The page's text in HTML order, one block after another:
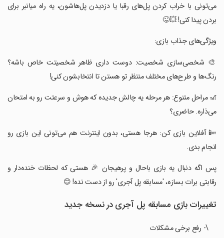
می‌تونی با خراب کردن پل‌های رقبا یا دزدیدن پل‌هاشون، یه راه میانبر برای
بردن پیدا کنی! 💥😜
‏ویژگی‌های جذاب بازی:
‏🎨 شخصی‌سازی شخصیت: دوست داری ظاهر شخصیتت خاص باشه؟
رنگ‌ها و طرح‌های مختلف منتظر تو هستن تا انتخابشون کنی!
‏🎢 مراحل متنوع: هر مرحله یه چالش جدیده که هوش و سرعتت رو به امتحان
می‌ذاره. حاضری؟
‏📴 آفلاین بازی کن: هرجا هستی، بدون اینترنت هم می‌تونی این بازی رو
انجام بدی.
‏پس اگه دنبال یه بازی باحال و پرهیجان 🎉 هستی که لحظات خنده‌دار و
رقابتی برات بسازه، 'مسابقه پل آجری' رو از دست نده! 😊
تغییرات بازی ‏مسابقه پل آجری در نسخه جدید
\- رفع برخی مشکلات